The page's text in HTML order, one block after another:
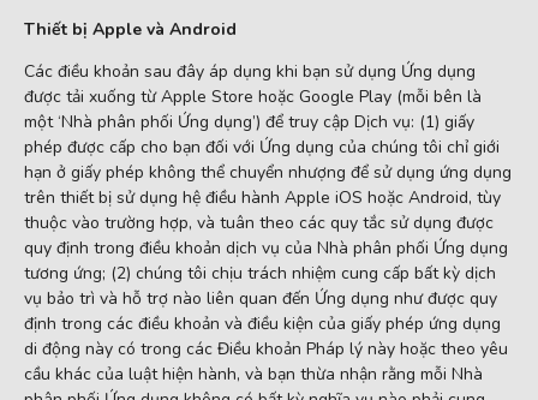
Thiết bị Apple và Android
Các điều khoản sau đây áp dụng khi bạn sử dụng Ứng dụng
được tải xuống từ Apple Store hoặc Google Play (mỗi bên là
một ‘Nhà phân phối Ứng dụng’) để truy cập Dịch vụ: (1) giấy
phép được cấp cho bạn đối với Ứng dụng của chúng tôi chỉ giới
hạn ở giấy phép không thể chuyển nhượng để sử dụng ứng dụng
trên thiết bị sử dụng hệ điều hành Apple iOS hoặc Android, tùy
thuộc vào trường hợp, và tuân theo các quy tắc sử dụng được
quy định trong điều khoản dịch vụ của Nhà phân phối Ứng dụng
tương ứng; (2) chúng tôi chịu trách nhiệm cung cấp bất kỳ dịch
vụ bảo trì và hỗ trợ nào liên quan đến Ứng dụng như được quy
định trong các điều khoản và điều kiện của giấy phép ứng dụng
di động này có trong các Điều khoản Pháp lý này hoặc theo yêu
cầu khác của luật hiện hành, và bạn thừa nhận rằng mỗi Nhà